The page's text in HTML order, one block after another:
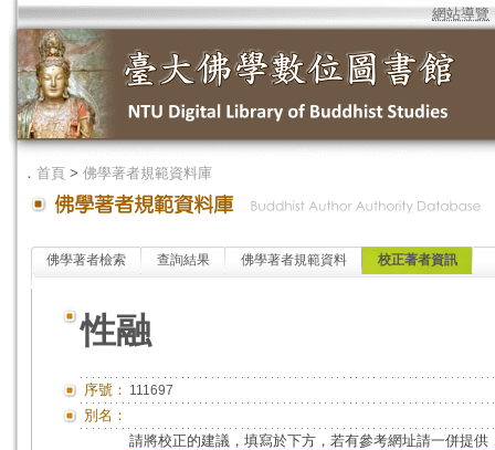
網站導覽
． 首頁 > 佛學著者規範資料庫
佛學著者檢索 查詢結果 佛學著者規範資料 校正著者資訊
性融
序號： 111697
別名：
請將校正的建議，填寫於下方，若有參考網址請一併提供